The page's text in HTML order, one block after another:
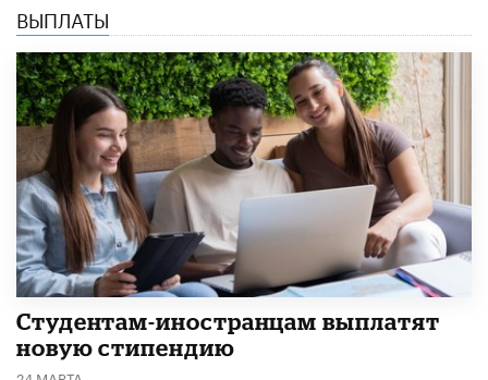
ВЫПЛАТЫ
Студентам-иностранцам выплатят
новую стипендию